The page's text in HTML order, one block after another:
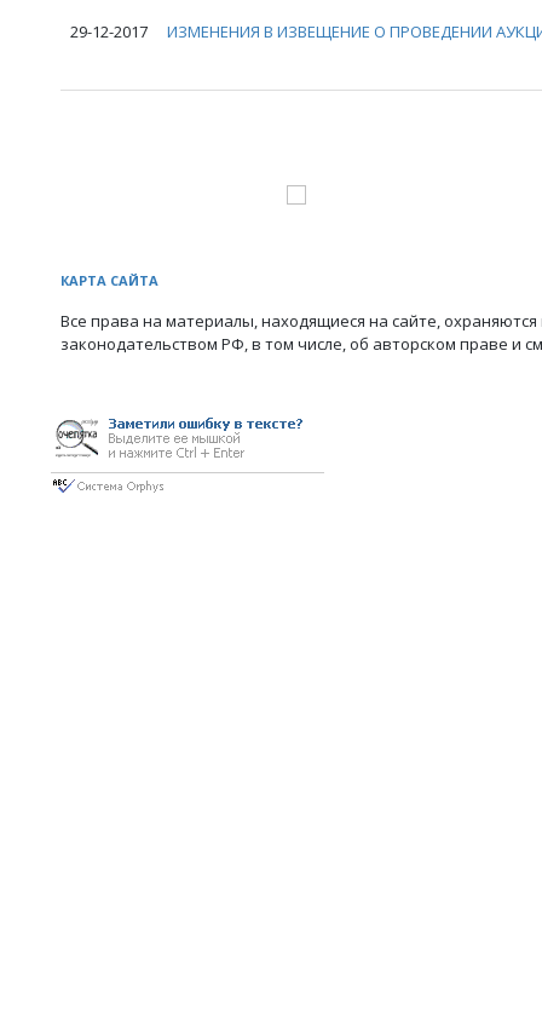
29-12-2017 ИЗМЕНЕНИЯ В ИЗВЕЩЕНИЕ О ПРОВЕДЕНИИ
КАРТА САЙТА
Все права на материалы, находящиеся на сайте, охраняются
законодательством РФ, в том числе, об авторском праве и